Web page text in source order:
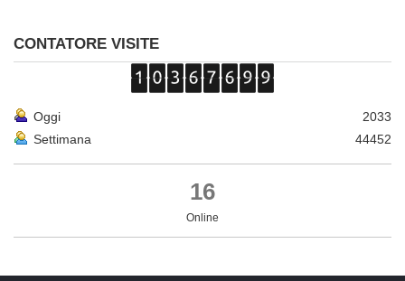
CONTATORE VISITE
Oggi
2033
Settimana
44452
16
Online